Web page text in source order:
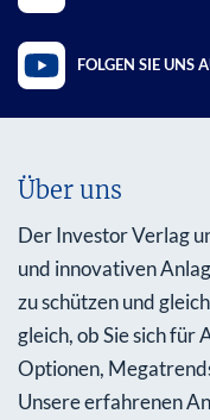
FOLGEN SIE UNS
Über uns
Der Investor Verlag
und innovativen
zu schützen und
gleich, ob Sie sich
Optionen,
Unsere erfahrenen